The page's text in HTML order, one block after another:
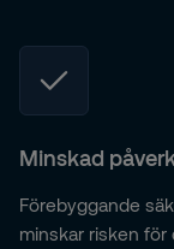
Minskad
Förebyggande
minskar risken för